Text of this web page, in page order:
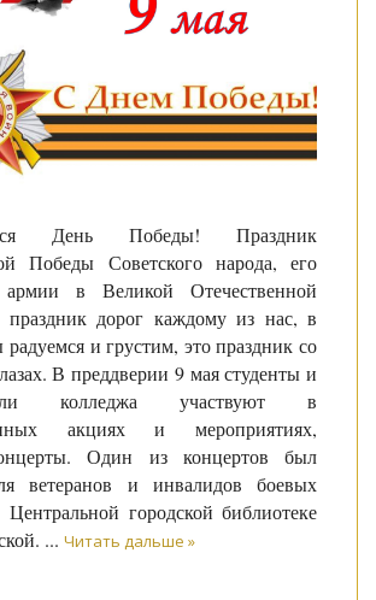
День Победы! Праздник
Победы Советского народа, его
армии в Великой Отечественной
праздник дорог каждому из нас, в
радуемся и грустим, это праздник со
В преддверии 9 мая студенты и
колледжа участвуют в
акциях и мероприятиях,
Один из концертов был
ветеранов и инвалидов боевых
городской библиотеке
... Читать дальше »